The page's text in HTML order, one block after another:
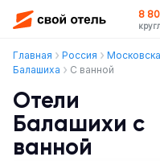
8
Главная Россия
Балашиха
С ванной
Отели
Балашихи с
ванной